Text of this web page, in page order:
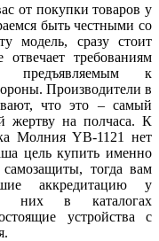
от покупки товаров у
быть честными со
модель, сразу стоит
требованиям
предъявляемым к
Производители в
что это – самый
жертву на полчаса. К
Молния YB-1121 нет
цель купить именно
тогда вам
аккредитацию у
У них в каталогах
устройства с